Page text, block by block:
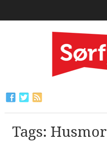
Tags: Husmor